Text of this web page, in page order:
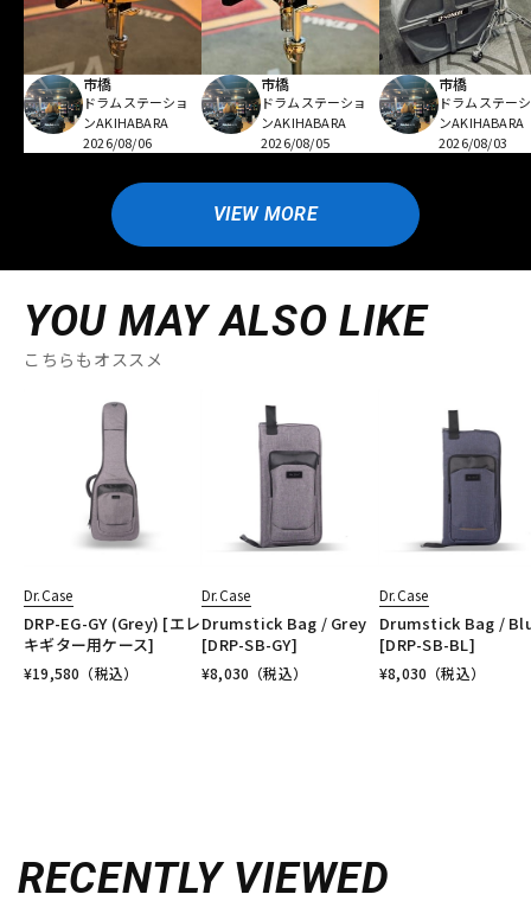
市橋
ドラムステーショ
ンAKIHABARA
2026/08/06
市橋
ドラムステーショ
ンAKIHABARA
2026/08/05
市橋
ドラムステー
ンAKIHABARA
2026/08/03
VIEW MORE
YOU MAY ALSO LIKE
こちらもオススメ
Dr.Case
DRP-EG-GY (Grey) [エレ
キギター用ケース]
¥19,580 （税込）
Dr.Case
Drumstick Bag / Grey
[DRP-SB-GY]
¥8,030 （税込）
Dr.Case
Drumstick Bag /
[DRP-SB-BL]
¥8,030 （税込）
RECENTLY VIEWED